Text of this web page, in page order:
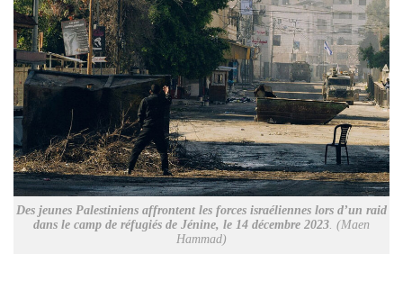
Des jeunes Palestiniens affrontent les forces israéliennes lors d’un raid
dans le camp de réfugiés de Jénine, le 14 décembre 2023. (Maen
Hammad)